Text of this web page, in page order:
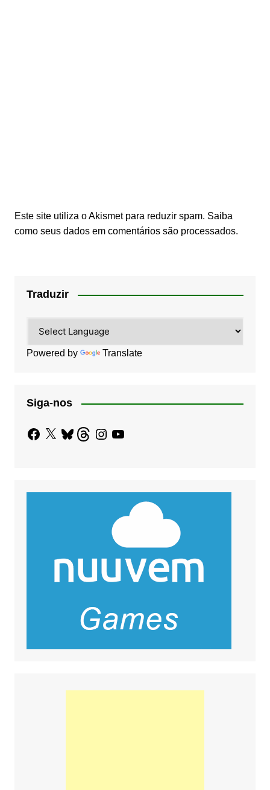
Este site utiliza o Akismet para reduzir spam. Saiba
como seus dados em comentários são processados.
Traduzir
Powered by Translate
Siga-nos
Facebook
X BlueskyThreadsInstagram
YouTube